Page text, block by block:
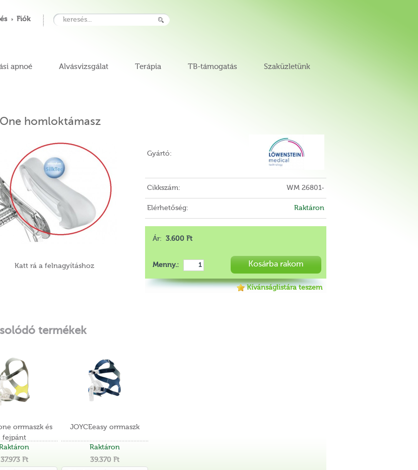
Fiók
apnoé Alvásvizsgálat Terápia TB-támogatás Szaküzletünk
homloktámasz
Katt rá a felnagyításhoz
Gyártó:
Cikkszám: WM 26801-
Elérhetőség: Raktáron
Ár: 3.600 Ft
Menny.: Kosárba rakom
Kívánságlistára teszem
termékek
orrmaszk és
fejpánt
Raktáron
37.973 Ft
JOYCEeasy orrmaszk
Raktáron
39.370 Ft